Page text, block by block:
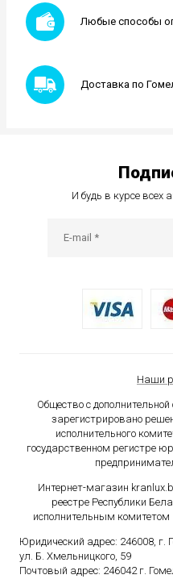
Любые способы
Доставка по
Наши
Общество с
зарегистрировано
исполнительного
государственном регистре
Интернет-магазин
реестре Республики
исполнительным
Юридический адрес: 246008, г.
ул. Б. Хмельницкого, 59
Почтовый адрес: 246042 г.
И будь в курсе всех